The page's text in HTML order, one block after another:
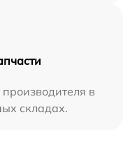
в
складах.